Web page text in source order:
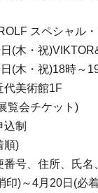
スペシャル
(木・祝
(木・祝)18時～
代美術館1F
覧会チケット)
制
順)
番号、住所、氏
印)～4月20日(必